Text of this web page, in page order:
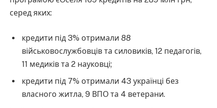
серед яких:
кредити під 3% отримали 88
військовослужбовців та силовиків, 12 педагогів,
11 медиків та 2 науковці;
кредити під 7% отримали 43 українці без
власного житла, 9 ВПО та 4 ветерани.